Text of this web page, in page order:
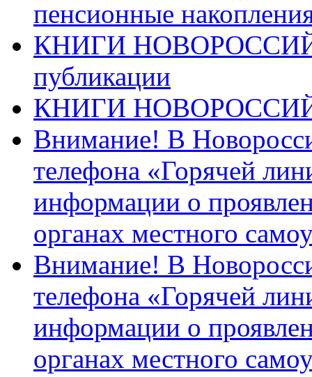
пенсионные
КНИГИ
публикации
КНИГИ
Внимание! В
телефона «Горячей
информации о
органах местного
Внимание! В
телефона «Горячей
информации о
органах местного